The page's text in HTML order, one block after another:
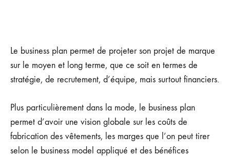
Le business plan permet de projeter son projet de marque
sur le moyen et long terme, que ce soit en termes de
stratégie, de recrutement, d’équipe, mais surtout financiers.
Plus particulièrement dans la mode, le business plan
permet d’avoir une vision globale sur les coûts de
fabrication des vêtements, les marges que l’on peut tirer
selon le business model appliqué et des bénéfices